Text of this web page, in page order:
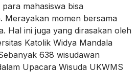
mahasiswa bisa
Merayakan momen bersama
Hal ini juga yang dirasakan oleh
Katolik Widya Mandala
638 wisudawan
Upacara Wisuda UKWMS